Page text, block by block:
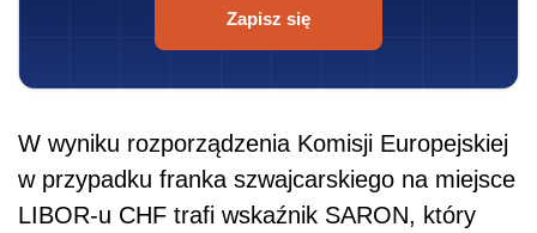
Zapisz się
W wyniku rozporządzenia Komisji Europejskiej
w przypadku franka szwajcarskiego na miejsce
LIBOR-u CHF trafi wskaźnik SARON, który